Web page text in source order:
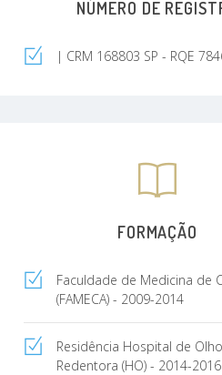
NÚMERO DE
| CRM 168803 SP - RQE
FORMAÇÃO
Faculdade de Medicina de
(FAMECA) - 2009-2014
Residência Hospital de
Redentora (HO) - 2014-2016